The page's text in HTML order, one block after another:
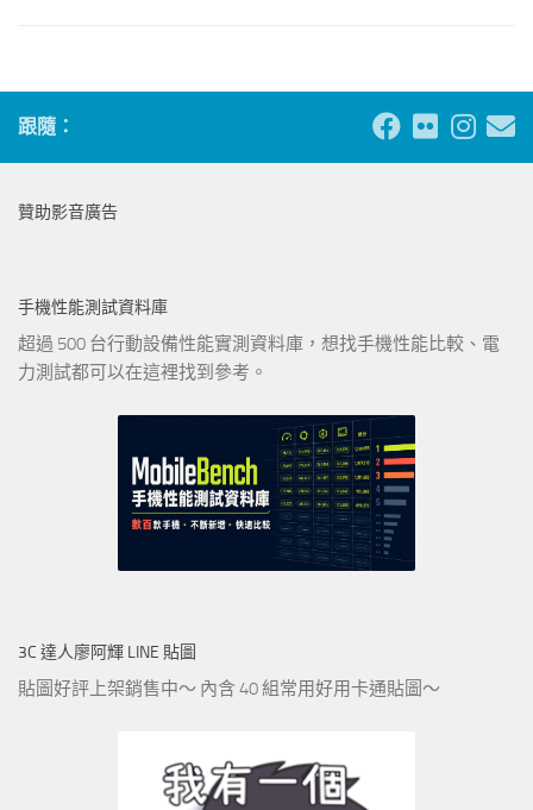
跟隨：
贊助影音廣告
手機性能測試資料庫
超過 500 台行動設備性能實測資料庫，想找手機性能比較、電
力測試都可以在這裡找到參考。
3C 達人廖阿輝 LINE 貼圖
貼圖好評上架銷售中～ 內含 40 組常用好用卡通貼圖～